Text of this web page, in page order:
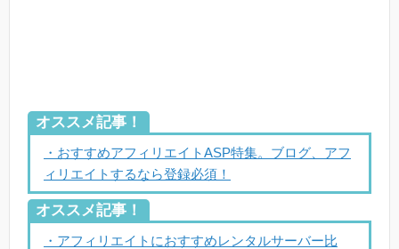
オススメ記事！
・おすすめアフィリエイトASP特集。ブログ、アフ
ィリエイトするなら登録必須！
オススメ記事！
・アフィリエイトにおすすめレンタルサーバー比